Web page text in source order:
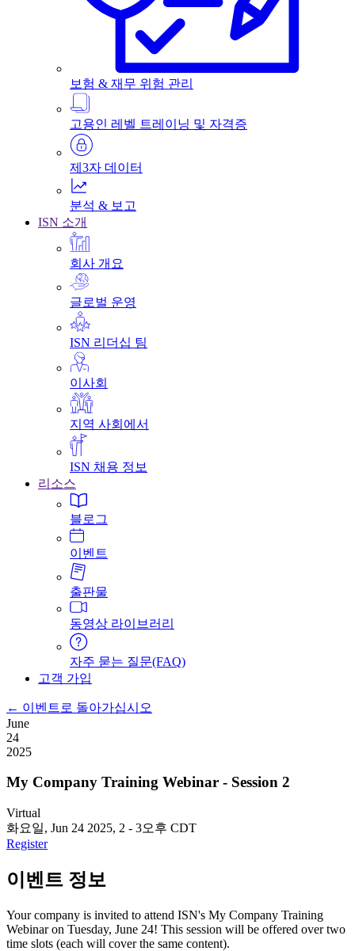
보험 & 재무 위험 관리
고용인 레벨 트레이닝 및 자격증
제3자 데이터
분석 & 보고
ISN 소개
회사 개요
글로벌 운영
ISN 리더십 팀
이사회
지역 사회에서
ISN 채용 정보
리소스
블로그
이벤트
출판물
동영상 라이브러리
자주 묻는 질문(FAQ)
고객 가입
← 이벤트로 돌아가십시오
June
24
2025
My Company Training Webinar - Session 2
Virtual
화요일, Jun 24 2025, 2 - 3오후 CDT
Register
이벤트 정보
Your company is invited to attend ISN's My Company Training
Webinar on Tuesday, June 24! This session will be offered over two
time slots (each will cover the same content).